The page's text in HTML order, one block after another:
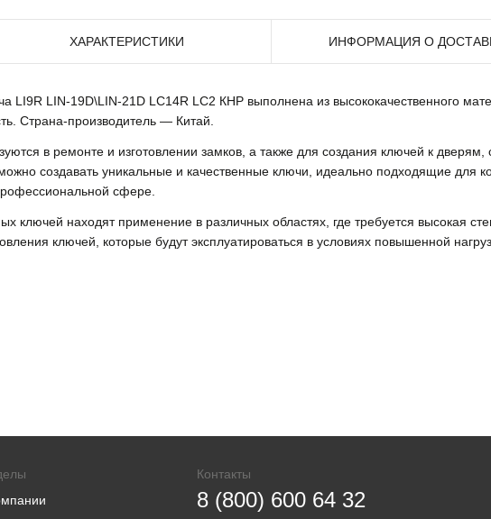
ХАРАКТЕРИСТИКИ ИНФОРМАЦИЯ О
LI9R LIN-19D\LIN-21D LC14R LC2 КНР выполнена из высококачественного
Страна-производитель — Китай.
в ремонте и изготовлении замков, а также для создания ключей к
создавать уникальные и качественные ключи, идеально подходящие для
сфере.
ключей находят применение в различных областях, где требуется высокая
ключей, которые будут эксплуатироваться в условиях повышенной
Контакты
8 (800) 600 64 32